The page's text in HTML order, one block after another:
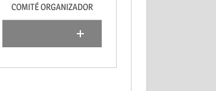
COMITÉ ORGANIZADOR